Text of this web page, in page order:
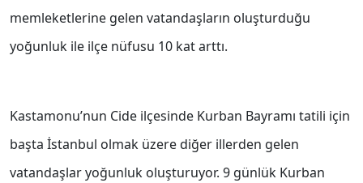
memleketlerine gelen vatandaşların oluşturduğu
yoğunluk ile ilçe nüfusu 10 kat arttı.
Kastamonu’nun Cide ilçesinde Kurban Bayramı tatili için
başta İstanbul olmak üzere diğer illerden gelen
vatandaşlar yoğunluk oluşturuyor. 9 günlük Kurban